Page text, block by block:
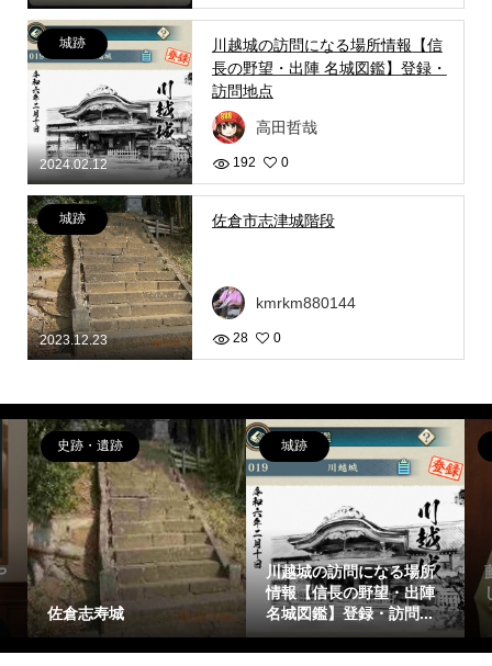
2024.02.12
城跡
川越城の訪問になる場所情報【信
長の野望・出陣 名城図鑑】登録・
訪問地点
高田哲哉
192 0
2023.12.23
城跡 佐倉市志津城階段
kmrkm880144
28 0
史跡・遺跡
佐倉志寿城
城跡
川越城の訪問になる場所
情報【信長の野望・出陣
名城図鑑】登録・訪問...